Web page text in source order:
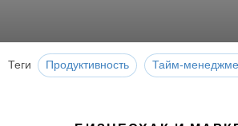
Теги Продуктивность Тайм-